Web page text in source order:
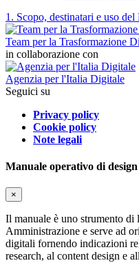
1. Scopo, destinatari e uso
Team per la Trasformazione
in collaborazione con
Agenzia per l'Italia Digitale
Seguici su
Privacy policy
Cookie policy
Note legali
Manuale operativo di design
×
Il manuale è uno strumento di
Amministrazione e serve ad
digitali fornendo indicazioni
research, al content design e